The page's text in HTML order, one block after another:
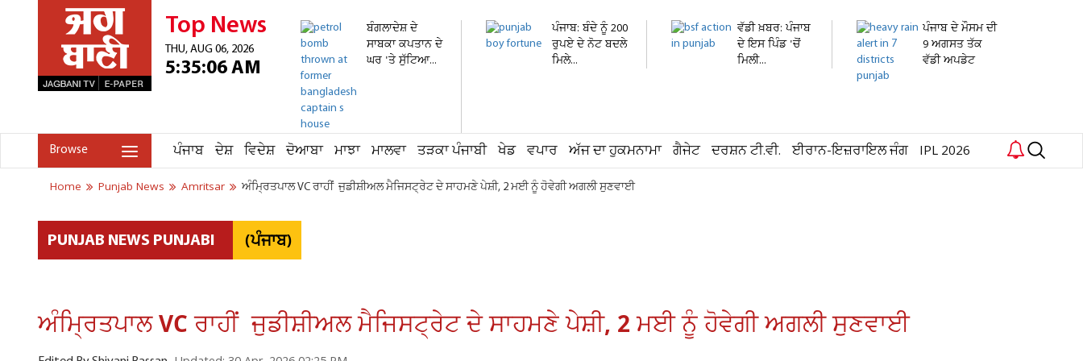
Top News
THU, AUG 06, 2026
5:35:06 AM
ਬੰਗਲਾਦੇਸ਼ ਦੇ
ਸਾਬਕਾ ਕਪਤਾਨ ਦੇ
ਘਰ 'ਤੇ ਸੁੱਟਿਆ...
ਪੰਜਾਬ: ਬੰਦੇ ਨੂੰ 200
ਰੁਪਏ ਦੇ ਨੋਟ ਬਦਲੇ
ਮਿਲੇ...
ਵੱਡੀ ਖ਼ਬਰ: ਪੰਜਾਬ
ਦੇ ਇਸ ਪਿੰਡ 'ਚੋਂ
ਮਿਲੀ...
ਪੰਜਾਬ ਦੇ ਮੌਸਮ ਦੀ
9 ਅਗਸਤ ਤੱਕ
ਵੱਡੀ ਅਪਡੇਟ
Browse ਪੰਜਾਬ ਦੇਸ਼ ਵਿਦੇਸ਼ ਦੋਆਬਾ ਮਾਝਾ ਮਾਲਵਾ ਤੜਕਾ ਪੰਜਾਬੀ ਖੇਡ ਵਪਾਰ ਅੱਜ ਦਾ ਹੁਕਮਨਾਮਾ ਗੈਜੇਟ ਦਰਸ਼ਨ ਟੀ.ਵੀ. ਈਰਾਨ-ਇਜ਼ਰਾਇਲ ਜੰਗ IPL 2026
Home Punjab News Amritsar ਅੰਮ੍ਰਿਤਪਾਲ VC ਰਾਹੀਂ ਜੁਡੀਸ਼ੀਅਲ ਮੈਜਿਸਟ੍ਰੇਟ ਦੇ ਸਾਹਮਣੇ ਪੇਸ਼ੀ, 2 ਮਈ ਨੂੰ ਹੋਵੇਗੀ ਅਗਲੀ ਸੁਣਵਾਈ
PUNJAB NEWS PUNJABI (ਪੰਜਾਬ)
ਅੰਮ੍ਰਿਤਪਾਲ VC ਰਾਹੀਂ ਜੁਡੀਸ਼ੀਅਲ ਮੈਜਿਸਟ੍ਰੇਟ ਦੇ ਸਾਹਮਣੇ ਪੇਸ਼ੀ, 2 ਮਈ ਨੂੰ ਹੋਵੇਗੀ ਅਗਲੀ ਸੁਣਵਾਈ